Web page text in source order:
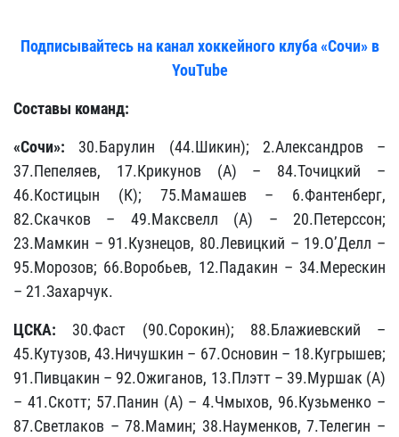
Подписывайтесь на канал хоккейного клуба «Сочи» в
YouTube
Составы команд:
«Сочи»: 30.Барулин (44.Шикин); 2.Александров –
37.Пепеляев, 17.Крикунов (А) – 84.Точицкий –
46.Костицын (К); 75.Мамашев – 6.Фантенберг,
82.Скачков – 49.Максвелл (А) – 20.Петерссон;
23.Мамкин – 91.Кузнецов, 80.Левицкий – 19.О’Делл –
95.Морозов; 66.Воробьев, 12.Падакин – 34.Мерескин
– 21.Захарчук.
ЦСКА: 30.Фаст (90.Сорокин); 88.Блажиевский –
45.Кутузов, 43.Ничушкин – 67.Основин – 18.Кугрышев;
91.Пивцакин – 92.Ожиганов, 13.Плэтт – 39.Муршак (А)
– 41.Скотт; 57.Панин (А) – 4.Чмыхов, 96.Кузьменко –
87.Светлаков – 78.Мамин; 38.Науменков, 7.Телегин –